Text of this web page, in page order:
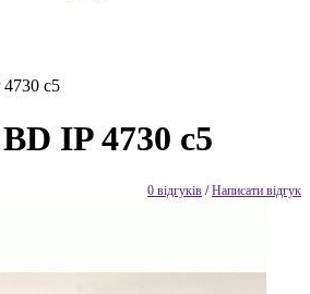
c5
IP 4730 c5
0 відгуків /Написати відгук